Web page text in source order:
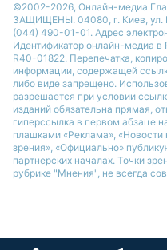
©2002-2026, Онлайн-медиа
ЗАЩИЩЕНЫ. 04080, г. Киев, ул.
(044) 490-01-01. Адрес
Идентификатор онлайн-медиа
R40-01822. Перепечатка,
информации, содержащей
либо виде запрещено.
разрешается при условии
изданий обязательна прямая,
гиперссылка в первом абзаце
плашками «Реклама», «Новости
зрения», «Официально»
партнерских началах. Точки
рубрике "Мнения", не всегда